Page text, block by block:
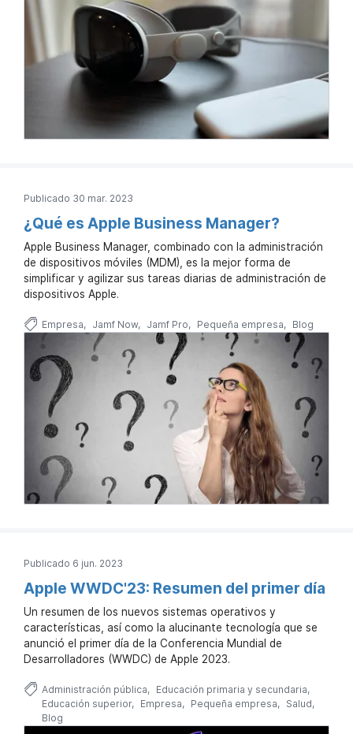
Publicado 30 mar. 2023
¿Qué es Apple Business Manager?
Apple Business Manager, combinado con la administración
de dispositivos móviles (MDM), es la mejor forma de
simplificar y agilizar sus tareas diarias de administración de
dispositivos Apple.
Empresa Jamf Now Jamf Pro Pequeña empresa Blog
Publicado 6 jun. 2023
Apple WWDC'23: Resumen del primer día
Un resumen de los nuevos sistemas operativos y
características, así como la alucinante tecnología que se
anunció el primer día de la Conferencia Mundial de
Desarrolladores (WWDC) de Apple 2023.
Administración pública
Educación primaria y secundaria
Educación superior
Empresa Pequeña empresa
Salud
Blog